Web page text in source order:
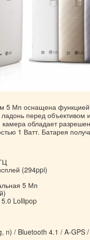
5 Мп оснащена
перед объективом
обладает
1 Ватт. Батарея
(294ppi)
5 Мп
Lollipop
n) / Bluetooth 4.1 / A-